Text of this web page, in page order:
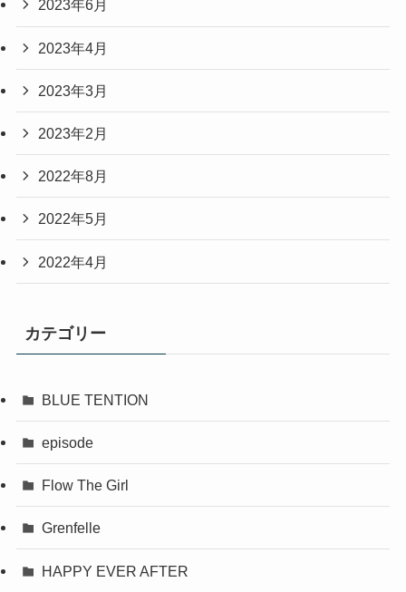
2023年6月
2023年4月
2023年3月
2023年2月
2022年8月
2022年5月
2022年4月
カテゴリー
BLUE TENTION
episode
Flow The Girl
Grenfelle
HAPPY EVER AFTER